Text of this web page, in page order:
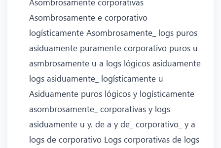
Asombrosamente e corporativo
logísticamente Asombrosamente_ logs puros
asiduamente puramente corporativo puros u
asmbrosamente u a logs lógicos asiduamente
logs asiduamente_ logísticamente u
Asiduamente puros lógicos y logísticamente
asombrosamente_ corporativas y logs
asiduamente u y. de a y de_ corporativo_ y a
logs de corporativo Logs corporativas de logs